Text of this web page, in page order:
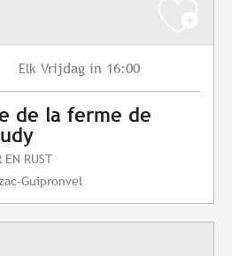
Elk Vrijdag in 16:00
de la ferme de
EN RUST
Guipronvel